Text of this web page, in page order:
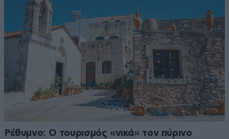
Ρέθυμνο: Ο τουρισμός «νικά» τον πύρινο